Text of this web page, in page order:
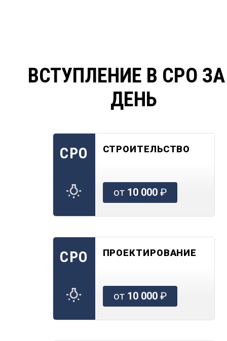
ВСТУПЛЕНИЕ В СРО
ДЕНЬ
СРО СТРОИТЕЛЬСТВО
от 10 000₽
СРО ПРОЕКТИРОВАНИЕ
от 10 000₽